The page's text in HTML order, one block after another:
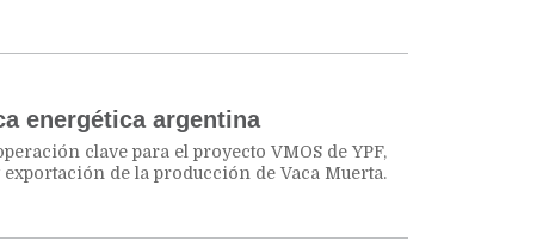
energética argentina
clave para el proyecto VMOS de YPF,
de la producción de Vaca Muerta.